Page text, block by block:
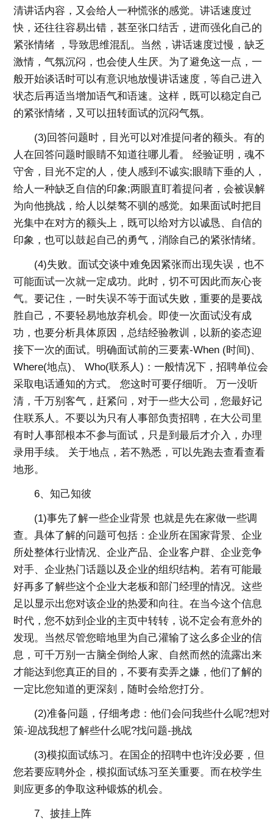
清讲话内容，又会给人一种慌张的感觉。讲话速度过
快，还往往容易出错，甚至张口结舌，进而强化自己的
紧张情绪 ，导致思维混乱。当然，讲话速度过慢，缺乏
激情，气氛沉闷，也会使人生厌。为了避免这一点，一
般开始谈话时可以有意识地放慢讲话速度，等自己进入
状态后再适当增加语气和语速。这样，既可以稳定自己
的紧张情绪，又可以扭转面试的沉闷气氛。
(3)回答问题时，目光可以对准提问者的额头。有的
人在回答问题时眼睛不知道往哪儿看。 经验证明，魂不
守舍，目光不定的人，使人感到不诚实;眼睛下垂的人，
给人一种缺乏自信的印象;两眼直盯着提问者，会被误解
为向他挑战，给人以桀骜不驯的感觉。如果面试时把目
光集中在对方的额头上，既可以给对方以诚恳、自信的
印象，也可以鼓起自己的勇气，消除自己的紧张情绪。
(4)失败。面试交谈中难免因紧张而出现失误，也不
可能面试一次就一定成功。此时，切不可因此而灰心丧
气。要记住，一时失误不等于面试失败，重要的是要战
胜自己，不要轻易地放弃机会。即使一次面试没有成
功，也要分析具体原因，总结经验教训，以新的姿态迎
接下一次的面试。明确面试前的三要素-When (时间)、
Where(地点)、 Who(联系人)：一般情况下，招聘单位会
采取电话通知的方式。 您这时可要仔细听。 万一没听
清，千万别客气，赶紧问，对于一些大公司，您最好记
住联系人。不要以为只有人事部负责招聘，在大公司里
有时人事部根本不参与面试，只是到最后才介入，办理
录用手续。 关于地点，若不熟悉，可以先跑去查看查看
地形。
6、知己知彼
(1)事先了解一些企业背景 也就是先在家做一些调
查。具体了解的问题可包括：企业所在国家背景、企业
所处整体行业情况、企业产品、企业客户群、企业竞争
对手、企业热门话题以及企业的组织结构。若有可能最
好再多了解些这个企业大老板和部门经理的情况。这些
足以显示出您对该企业的热爱和向往。在当今这个信息
时代，您不妨到企业的主页中转转，说不定会有意外的
发现。当然尽管您暗地里为自己灌输了这么多企业的信
息，可千万别一古脑全倒给人家、自然而然的流露出来
才能达到您真正的目的，不要有卖弄之嫌，他们了解的
一定比您知道的更深刻，随时会给您打分。
(2)准备问题，仔细考虑：他们会问我些什么呢?想对
策-迎战我想了解些什么呢?找问题-挑战
(3)模拟面试练习。在国企的招聘中也许没必要，但
您若要应聘外企，模拟面试练习至关重要。而在校学生
则应更多的争取这种锻炼的机会。
7、披挂上阵